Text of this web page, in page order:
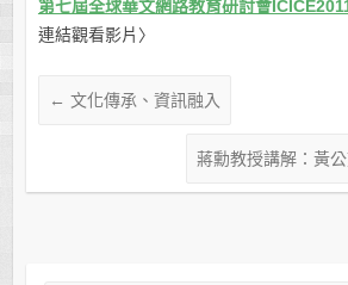
第七屆全球華文網路教育研討會
連結觀看影片〉
← 文化傳承、資訊融入
蔣勳教授講解：黃